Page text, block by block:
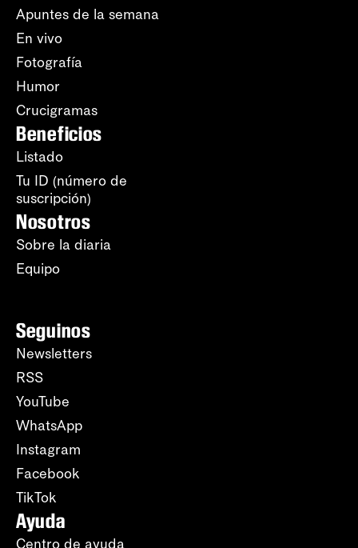
Apuntes de la semana
En vivo
Fotografía
Humor
Crucigramas
Beneficios
Listado
Tu ID (número de
suscripción)
Nosotros
Sobre la diaria
Equipo
Seguinos
Newsletters
RSS
YouTube
WhatsApp
Instagram
Facebook
TikTok
Ayuda
Centro de ayuda